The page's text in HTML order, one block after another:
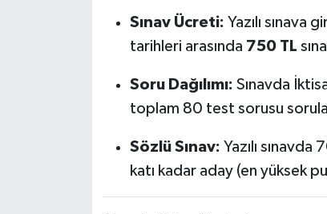
Sınav Ücreti: Yazılı sınava
tarihleri arasında 750 TL
Soru Dağılımı: Sınavda
toplam 80 test sorusu
Sözlü Sınav: Yazılı
katı kadar aday (en yüksek